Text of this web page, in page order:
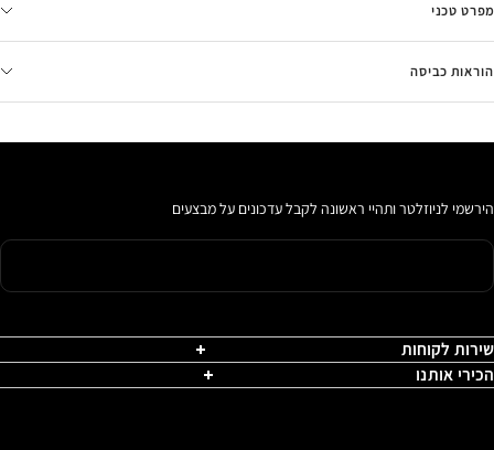
מפרט טכני
הוראות כביסה
הירשמי לניוזלטר ותהיי ראשונה לקבל עדכונים על מבצעים
שירות לקוחות
הכירי אותנו